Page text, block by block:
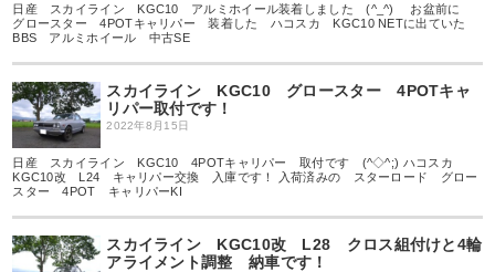
日産 スカイライン KGC10 アルミホイール装着しました (^_^) お盆前に
グロースター 4POTキャリパー 装着した ハコスカ KGC10 NETに出ていた
BBS アルミホイール 中古SE
スカイライン KGC10 グロースター 4POTキャ
リパー取付です！
2022年8月15日
日産 スカイライン KGC10 4POTキャリパー 取付です (^◇^;) ハコスカ
KGC10改 L24 キャリパー交換 入庫です！ 入荷済みの スターロード グロー
スター 4POT キャリパーKI
スカイライン KGC10改 L28 クロス組付けと4輪
アライメント調整 納車です！